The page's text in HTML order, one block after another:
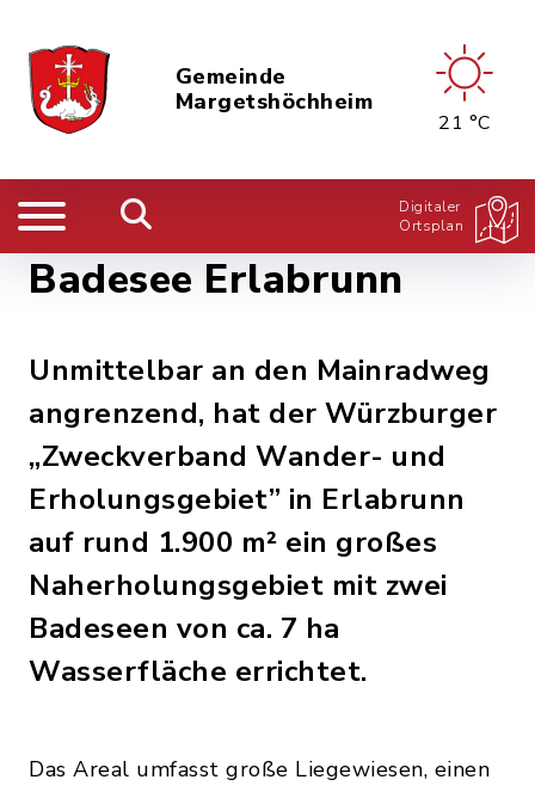
Gemeinde
Margetshöchheim
21 °C
Digitaler
Ortsplan
Badesee Erlabrunn
Unmittelbar an den Mainradweg
angrenzend, hat der Würzburger
„Zweckverband Wander- und
Erholungsgebiet” in Erlabrunn
auf rund 1.900 m² ein großes
Naherholungsgebiet mit zwei
Badeseen von ca. 7 ha
Wasserfläche errichtet.
Das Areal umfasst große Liegewiesen, einen